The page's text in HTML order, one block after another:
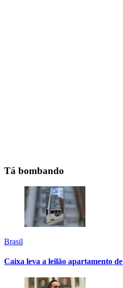
Tá bombando
Brasil
Caixa leva a leilão apartamento